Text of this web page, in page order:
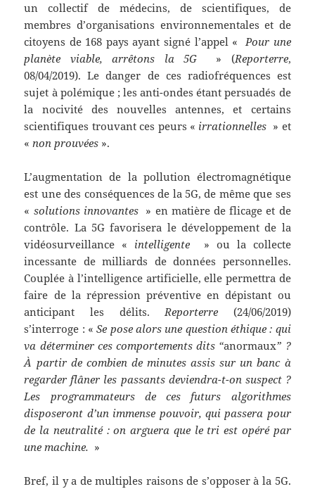
un collectif de médecins, de scientifiques, de
membres d’organisations environnementales et de
citoyens de 168 pays ayant signé l’appel « Pour une
planète viable, arrêtons la 5G
» (Reporterre,
08/04/2019). Le danger de ces radiofréquences est
sujet à polémique ; les anti-ondes étant persuadés de
la nocivité des nouvelles antennes, et certains
scientifiques trouvant ces peurs « irrationnelles » et
«non prouvées ».
L’augmentation de la pollution électromagnétique
est une des conséquences de la 5G, de même que ses
« solutions innovantes » en matière de flicage et de
contrôle. La 5G favorisera le développement de la
vidéosurveillance « intelligente
» ou la collecte
incessante de milliards de données personnelles.
Couplée à l’intelligence artificielle, elle permettra de
faire de la répression préventive en dépistant ou
anticipant les délits.Reporterre (24/06/2019)
s’interroge : «Se pose alors une question éthique : qui
va déterminer ces comportements dits “anormaux” ?
À partir de combien de minutes assis sur un banc à
regarder flâner les passants deviendra-t-on suspect ?
Les programmateurs de ces futurs algorithmes
disposeront d’un immense pouvoir, qui passera pour
de la neutralité : on arguera que le tri est opéré par
une machine. »
Bref, il y a de multiples raisons de s’opposer à la 5G.